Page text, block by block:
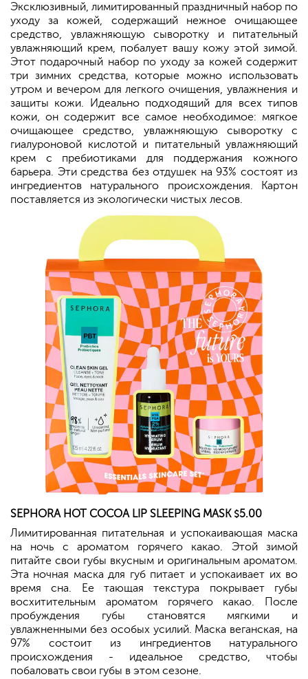
Эксклюзивный, лимитированный праздничный набор по
уходу за кожей, содержащий нежное очищающее
средство, увлажняющую сыворотку и питательный
увлажняющий крем, побалует вашу кожу этой зимой.
Этот подарочный набор по уходу за кожей содержит
три зимних средства, которые можно использовать
утром и вечером для легкого очищения, увлажнения и
защиты кожи. Идеально подходящий для всех типов
кожи, он содержит все самое необходимое: мягкое
очищающее средство, увлажняющую сыворотку с
гиалуроновой кислотой и питательный увлажняющий
крем с пребиотиками для поддержания кожного
барьера. Эти средства без отдушек на 93% состоят из
ингредиентов натурального происхождения. Картон
поставляется из экологически чистых лесов.
SEPHORA HOT COCOA LIP SLEEPING MASK $5.00
Лимитированная питательная и успокаивающая маска
на ночь с ароматом горячего какао. Этой зимой
питайте свои губы вкусным и оригинальным ароматом.
Эта ночная маска для губ питает и успокаивает их во
время сна. Ее тающая текстура покрывает губы
восхитительным ароматом горячего какао. После
пробуждения губы становятся мягкими и
увлажненными без особых усилий. Маска веганская, на
97% состоит из ингредиентов натурального
происхождения - идеальное средство, чтобы
побаловать свои губы в этом сезоне.